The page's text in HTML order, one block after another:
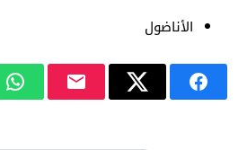
الأناضول